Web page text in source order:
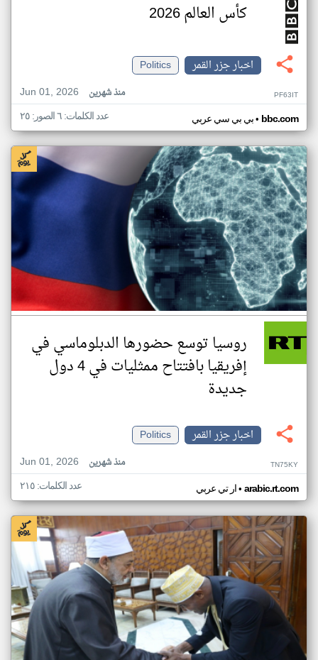
كأس العالم 2026
اخبار جزر القمر
Politics
Jun 01, 2026
منذ شهرين PF63IT
بي بي سي عربي• bbc.com عدد الكلمات: ٦ الصور: ٢٥
روسيا توسع حضورها الدبلوماسي في
إفريقيا بافتتاح ممثليات في 4 دول
جديدة
اخبار جزر القمر
Politics
Jun 01, 2026
منذ شهرين TN75KY
ار تي عربي• arabic.rt.com عدد الكلمات: ٢١٥